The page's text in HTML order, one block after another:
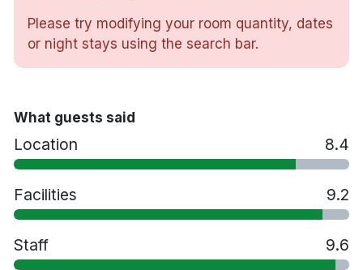
Please try modifying your room quantity, dates
or night stays using the search bar.
What guests said
Location 8.4
Facilities 9.2
Staff 9.6